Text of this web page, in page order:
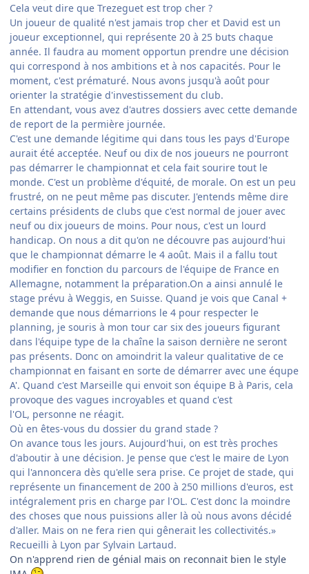
Cela veut dire que Trezeguet est trop cher ?
Un joueur de qualité n'est jamais trop cher et David est un
joueur exceptionnel, qui représente 20 à 25 buts chaque
année. Il faudra au moment opportun prendre une décision
qui correspond à nos ambitions et à nos capacités. Pour le
moment, c'est prématuré. Nous avons jusqu'à août pour
orienter la stratégie d'investissement du club.
En attendant, vous avez d'autres dossiers avec cette demande
de report de la permière journée.
C'est une demande légitime qui dans tous les pays d'Europe
aurait été acceptée. Neuf ou dix de nos joueurs ne pourront
pas démarrer le championnat et cela fait sourire tout le
monde. C'est un problème d'équité, de morale. On est un peu
frustré, on ne peut même pas discuter. J'entends même dire
certains présidents de clubs que c'est normal de jouer avec
neuf ou dix joueurs de moins. Pour nous, c'est un lourd
handicap. On nous a dit qu'on ne découvre pas aujourd'hui
que le championnat démarre le 4 août. Mais il a fallu tout
modifier en fonction du parcours de l'équipe de France en
Allemagne, notamment la préparation.On a ainsi annulé le
stage prévu à Weggis, en Suisse. Quand je vois que Canal +
demande que nous démarrions le 4 pour respecter le
planning, je souris à mon tour car six des joueurs figurant
dans l'équipe type de la chaîne la saison dernière ne seront
pas présents. Donc on amoindrit la valeur qualitative de ce
championnat en faisant en sorte de démarrer avec une équpe
A'. Quand c'est Marseille qui envoit son équipe B à Paris, cela
provoque des vagues incroyables et quand c'est
l'OL, personne ne réagit.
Où en êtes-vous du dossier du grand stade ?
On avance tous les jours. Aujourd'hui, on est très proches
d'aboutir à une décision. Je pense que c'est le maire de Lyon
qui l'annoncera dès qu'elle sera prise. Ce projet de stade, qui
représente un financement de 200 à 250 millions d'euros, est
intégralement pris en charge par l'OL. C'est donc la moindre
des choses que nous puissions aller là où nous avons décidé
d'aller. Mais on ne fera rien qui gênerait les collectivités.»
Recueilli à Lyon par Sylvain Lartaud.
On n'apprend rien de génial mais on reconnait bien le style